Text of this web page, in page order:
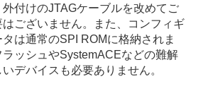
付けのJTAGケーブルを改めてご
ございません。また、コンフィギ
は通常のSPI ROMに格納されま
ッシュやSystemACEなどの難解
デバイスも必要ありません。